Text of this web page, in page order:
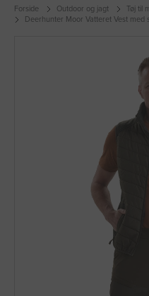
Forside Outdoor og jagt Tøj til
Deerhunter Moor Vatteret Vest med